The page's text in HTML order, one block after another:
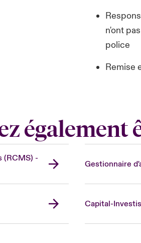
n'ont
police
Remise
également
(RCMS) -
Gestionnaire
Capital-